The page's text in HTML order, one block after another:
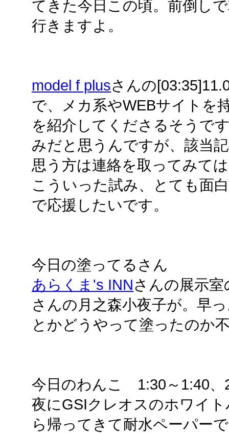
てきた今日この頃。前倒し
行きますよ。
model f plusさんの
で、メカ系やWEBサイトを
を紹介してくださるそうで
みだと思うんですが、該当
思う方は連絡を取ってみて
こういった試み、とても面
で応援したいです。
今日の塗ってるさん
あらくま's INNさんの展示
さんの月之森小夜子が。早
とかどうやって塗ったのか
今日のわんこ 1:30～1:40、
夜にGSIクレオスのホワイ
ら帰ってきて耐水ペーパー